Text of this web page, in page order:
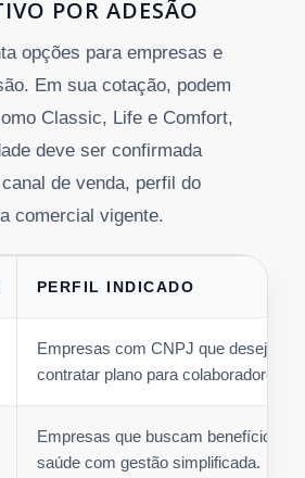
POR ADESÃO
opções para empresas e
Em sua cotação, podem
Classic, Life e Comfort,
deve ser confirmada
de venda, perfil do
comercial vigente.
PERFIL INDICADO
Empresas com CNPJ que desejam
contratar plano para colaboradores.
Empresas que buscam benefício de
saúde com gestão simplificada.